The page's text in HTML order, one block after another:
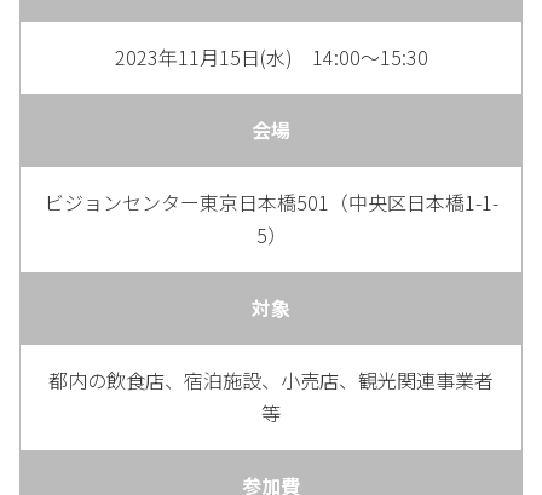
2023年11月15日(水) 14:00～15:30
会場
ビジョンセンター東京日本橋501（中央区日本橋1-1-
5）
対象
都内の飲食店、宿泊施設、小売店、観光関連事業者
等
参加費